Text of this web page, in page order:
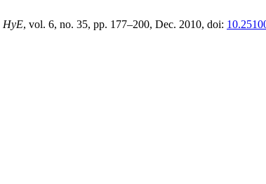
HyE, vol. 6, no. 35, pp. 177–200, Dec. 2010, doi: